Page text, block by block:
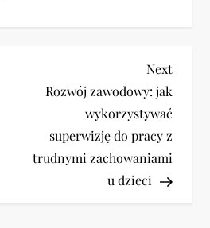
Next
Post
Next
Rozwój zawodowy: jak
wykorzystywać
superwizję do pracy z
trudnymi zachowaniami
u dzieci